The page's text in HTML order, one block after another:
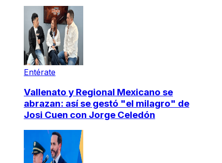
Entérate
Vallenato y Regional Mexicano se
abrazan: así se gestó "el milagro" de
Josi Cuen con Jorge Celedón